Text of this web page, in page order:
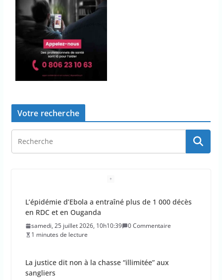
Votre recherche
1 minutes de lecture
La justice dit non à la chasse “illimitée” aux
sangliers
4 minutes de lecture